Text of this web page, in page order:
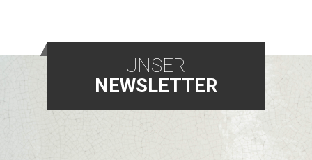
März vor dem Austrieb der neuen Blätter oder
nach der Blüte im Juni/Juli. Alle Sorten
bevorzugen einen halbschattigen Standort, und
sollte also nicht mit kalkhaltigem Leitungswasser
gegossen werden. Die Azaleen sind nur bedingt
winterhart, deshalb achten Sie auf einen
UNSER
NEWSLETTER